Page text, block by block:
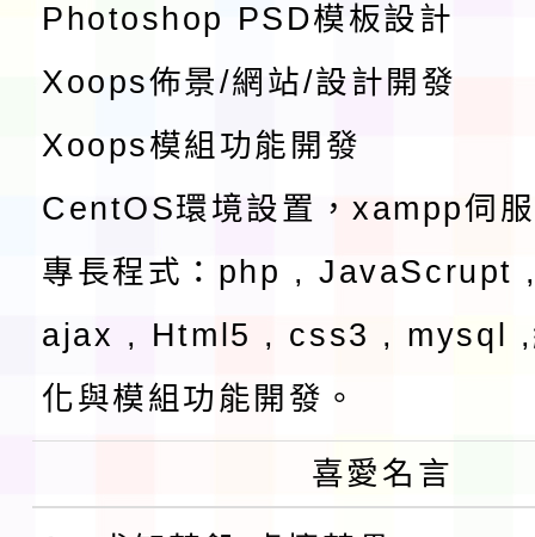
Photoshop PSD模板設計
Xoops佈景/網站/設計開發
Xoops模組功能開發
CentOS環境設置，xampp伺
專長程式：php , JavaScrupt
ajax , Html5 , css3 , mysql ,
化與模組功能開發。
喜愛名言